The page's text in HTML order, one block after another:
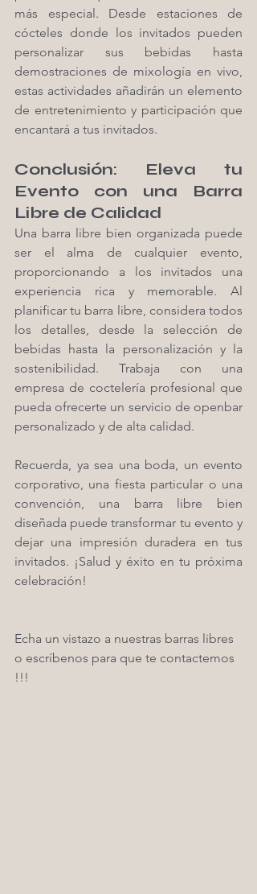
más especial. Desde estaciones de
cócteles donde los invitados pueden
personalizar sus bebidas hasta
demostraciones de mixología en vivo,
estas actividades añadirán un elemento
de entretenimiento y participación que
encantará a tus invitados.
Conclusión: Eleva tu
Evento con una Barra
Libre de Calidad
Una barra libre bien organizada puede
ser el alma de cualquier evento,
proporcionando a los invitados una
experiencia rica y memorable. Al
planificar tu barra libre, considera todos
los detalles, desde la selección de
bebidas hasta la personalización y la
sostenibilidad. Trabaja con una
empresa de coctelería profesional que
pueda ofrecerte un servicio de openbar
personalizado y de alta calidad.
Recuerda, ya sea una boda, un evento
corporativo, una fiesta particular o una
convención, una barra libre bien
diseñada puede transformar tu evento y
dejar una impresión duradera en tus
invitados. ¡Salud y éxito en tu próxima
celebración!
Echa un vistazo a nuestras barras libres
o escríbenos para que te contactemos
!!!